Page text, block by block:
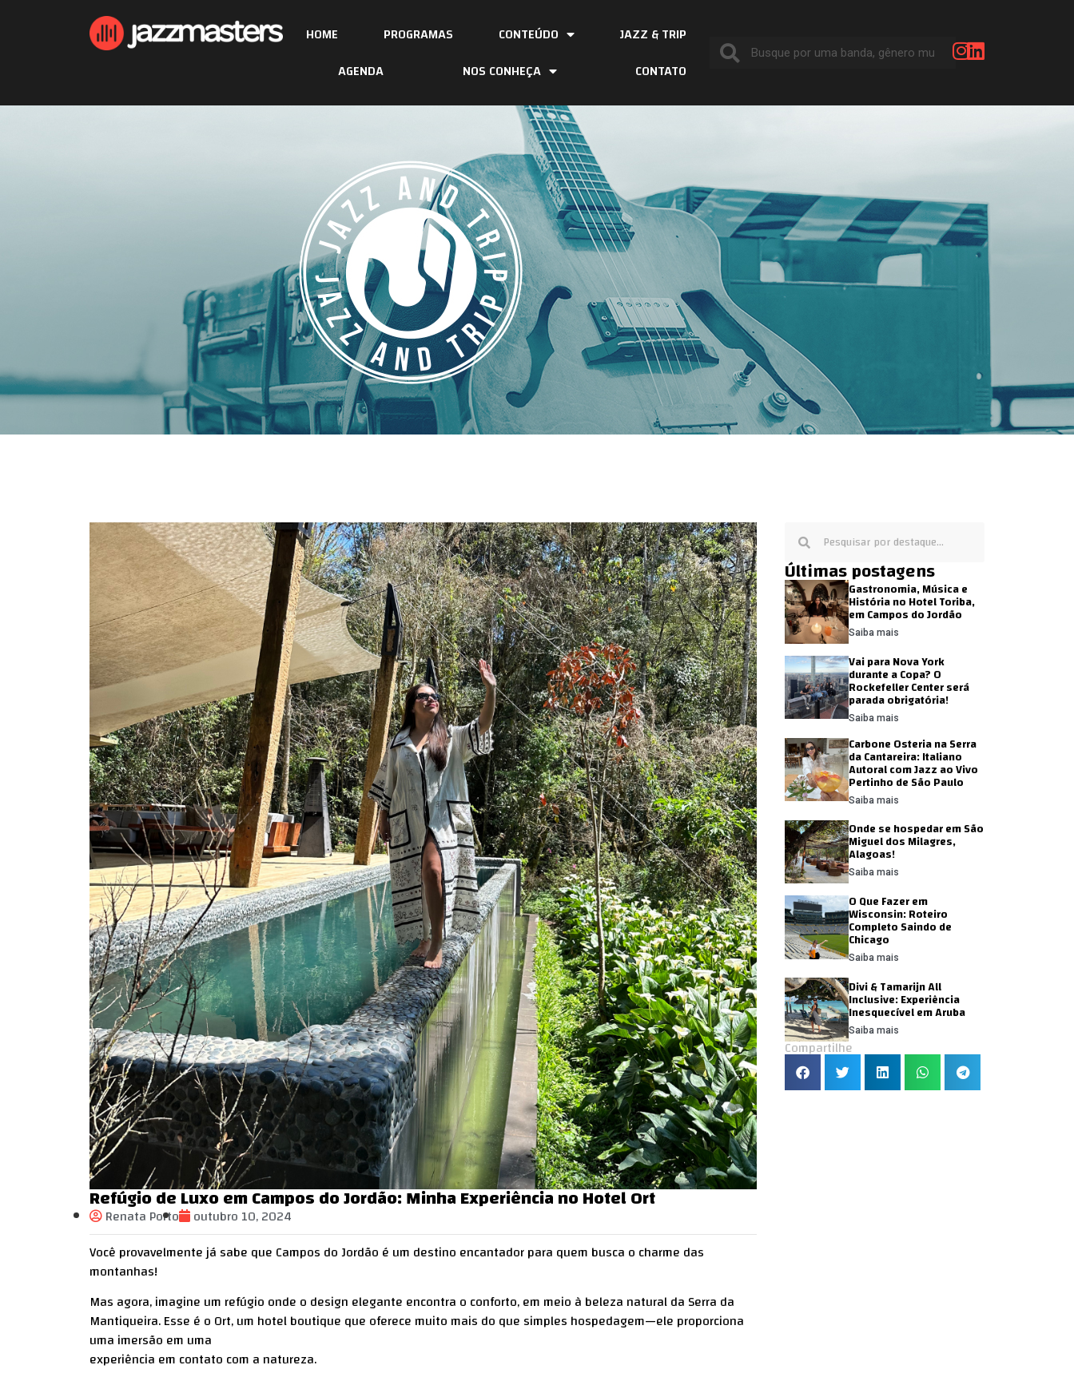
HOME PROGRAMAS CONTEÚDO
JAZZ & TRIP
AGENDA
NOS CONHEÇA CONTATO
Refúgio de Luxo em Campos do Jordão: Minha Experiência no Hotel Ort
Renata Porto
outubro 10, 2024
Você provavelmente já sabe que Campos do Jordão é um destino encantador para quem busca o charme das
montanhas!
Mas agora, imagine um refúgio onde o design elegante encontra o conforto, em meio à beleza natural da Serra da
Mantiqueira. Esse é o Ort, um hotel boutique que oferece muito mais do que simples hospedagem—ele proporciona
uma imersão em uma
experiência em contato com a natureza.
Últimas postagens
Gastronomia, Música e
História no Hotel Toriba,
em Campos do Jordão
Saiba mais
Vai para Nova York
durante a Copa? O
Rockefeller Center será
parada obrigatória!
Saiba mais
Carbone Osteria na Serra
da Cantareira: Italiano
Autoral com Jazz ao Vivo
Pertinho de São Paulo
Saiba mais
Onde se hospedar em São
Miguel dos Milagres,
Alagoas!
Saiba mais
O Que Fazer em
Wisconsin: Roteiro
Completo Saindo de
Chicago
Saiba mais
Divi & Tamarijn All
Inclusive: Experiência
Inesquecível em Aruba
Saiba mais
Compartilhe